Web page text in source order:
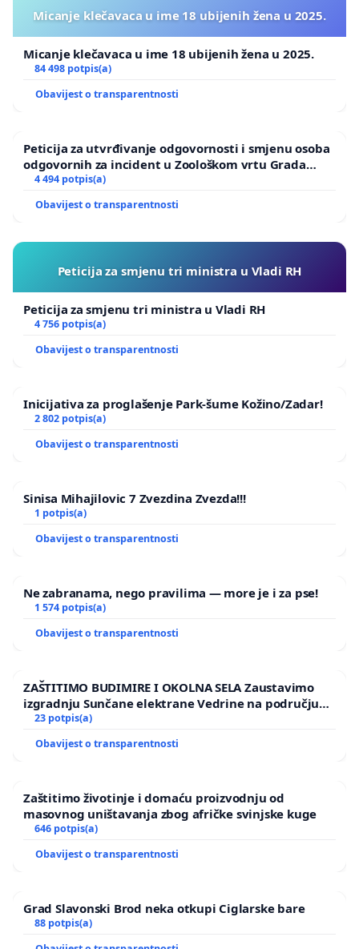
poduzima, da bi se riješio nastali
problem i spriječilo tinjanje vatre u
"utrobi" deponija.
situacija analizirati, počevši od
osobne, jer u gradjanstvu zbog
o onome,
Ovo ljeto, smrad "Sitnice" je dopirao
i do Vela Luke i Blata.
uvala Karbuni, udaljena samo tri
kilometra od spomenute lokacije,
mještani i turisti (od kojih je jako
puno otišlo netom nakon dolaska)
smradu, pogotovo noću (za burina ili
bonace).
Zakonodavac je odgovornost za
spomenuti problem spustio na nivo
lokalne samouprave, koja se ne zna
problemom.
Otežavajuća je okolnost, da se
spomenuto odlagalište nalazi na
kosini (nekih 30-40 m), te sanacija
Micanje klečavaca u ime 18 ubijenih žena u 2025.
Micanje klečavaca u ime 18 ubijenih žena u 2025.
84 498 potpis(a)
Obavijest o transparentnosti
Peticija za utvrđivanje odgovornosti i smjenu osoba
odgovornih za incident u Zoološkom vrtu Grada
Zagreba
4 494 potpis(a)
Obavijest o transparentnosti
Peticija za smjenu tri ministra u Vladi RH
Peticija za smjenu tri ministra u Vladi RH
4 756 potpis(a)
Obavijest o transparentnosti
Inicijativa za proglašenje Park-šume Kožino/Zadar!
2 802 potpis(a)
Obavijest o transparentnosti
Sinisa Mihajilovic 7 Zvezdina Zvezda!!!
1 potpis(a)
Obavijest o transparentnosti
Ne zabranama, nego pravilima — more je i za pse!
1 574 potpis(a)
Obavijest o transparentnosti
ZAŠTITIMO BUDIMIRE I OKOLNA SELA Zaustavimo
izgradnju Sunčane elektrane Vedrine na području
Ugljana
23 potpis(a)
Obavijest o transparentnosti
Zaštitimo životinje i domaću proizvodnju od
masovnog uništavanja zbog afričke svinjske kuge
646 potpis(a)
Obavijest o transparentnosti
Grad Slavonski Brod neka otkupi Ciglarske bare
88 potpis(a)